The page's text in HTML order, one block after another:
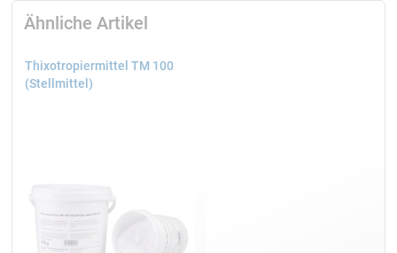
Ähnliche Artikel
Thixotropiermittel TM 100
(Stellmittel)